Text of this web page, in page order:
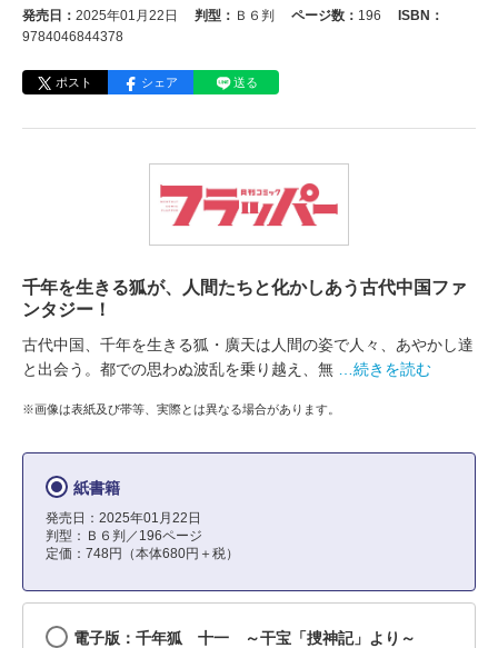
発売日： 2025年01月22日 判型： Ｂ６判 ページ数： 196
ISBN：
9784046844378
ポスト シェア 送る
千年を生きる狐が、人間たちと化かしあう古代中国ファ
ンタジー！
古代中国、千年を生きる狐・廣天は人間の姿で人々、あやかし達
と出会う。都での思わぬ波乱を乗り越え、無
…続きを読む
※画像は表紙及び帯等、実際とは異なる場合があります。
紙書籍
発売日：2025年01月22日
判型：Ｂ６判／196ページ
定価：748円（本体680円＋税）
電子版：千年狐 十一 ～干宝「捜神記」より～